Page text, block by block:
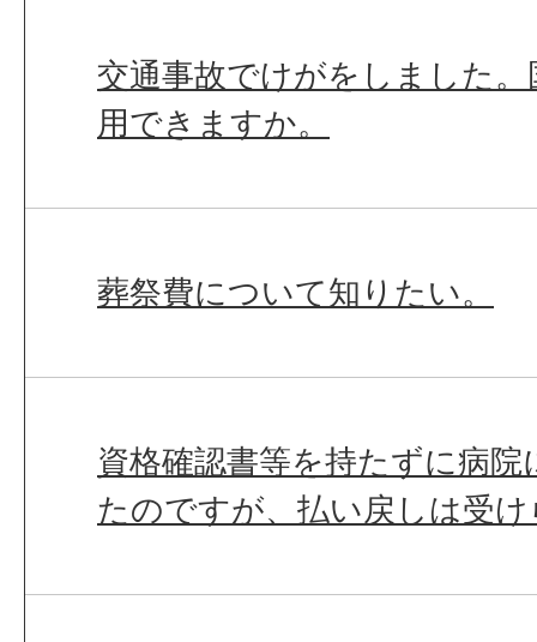
交通事故でけがをしました
用できますか。
葬祭費について知りたい。
資格確認書等を持たずに病
たのですが、払い戻しは受